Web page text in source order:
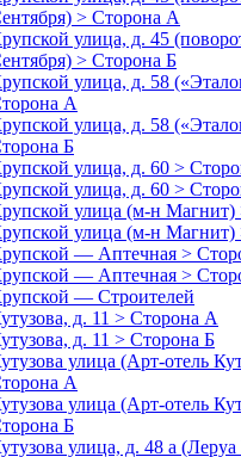
> Сторона А
улица, д. 45
> Сторона Б
улица, д. 58
А
улица, д. 58
Б
улица, д. 60 >
улица, д. 60 >
улица (м-н Магнит)
улица (м-н Магнит)
— Аптечная >
— Аптечная >
— Строителей
д. 11 > Сторона А
д. 11 > Сторона Б
улица (Арт-отель
А
улица (Арт-отель
Б
улица, д. 48 а